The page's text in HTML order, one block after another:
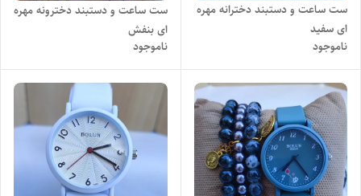
ست ساعت و دستبند دخترانه مهره
ای سفید
ناموجود
ست ساعت و دستبند دخترونه مهره
ای بنفش
ناموجود